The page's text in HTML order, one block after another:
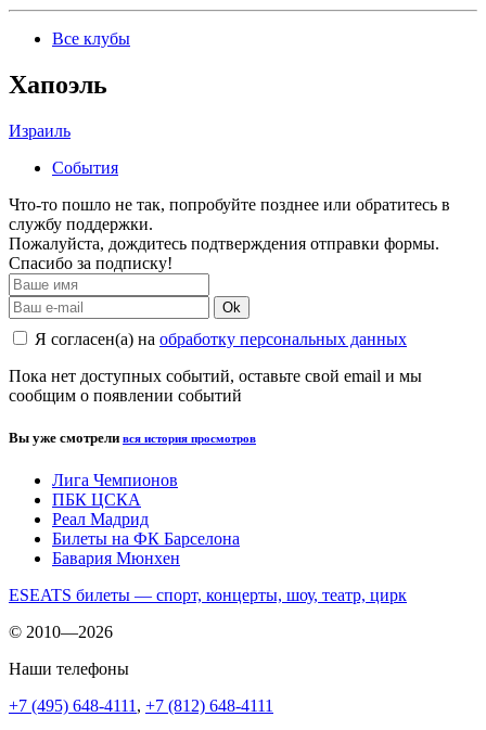
Все клубы
Хапоэль
Израиль
События
Что-то пошло не так, попробуйте позднее или обратитесь в
службу поддержки.
Пожалуйста, дождитесь подтверждения отправки формы.
Спасибо за подписку!
Ok
Я согласен(а) на обработку персональных данных
Пока нет доступных событий, оставьте свой email и мы
сообщим о появлении событий
Вы уже смотрели вся история просмотров
Лига Чемпионов
ПБК ЦСКА
Реал Мадрид
Билеты на ФК Барселона
Бавария Мюнхен
ESEATS билеты — спорт, концерты, шоу, театр, цирк
© 2010—2026
Наши телефоны
+7 (495) 648-4111 , +7 (812) 648-4111